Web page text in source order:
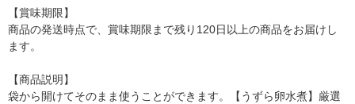
【賞味期限】
商品の発送時点で、賞味期限まで残り120日以上の商品をお届けし
ます。
【商品説明】
袋から開けてそのまま使うことができます。【うずら卵水煮】厳選